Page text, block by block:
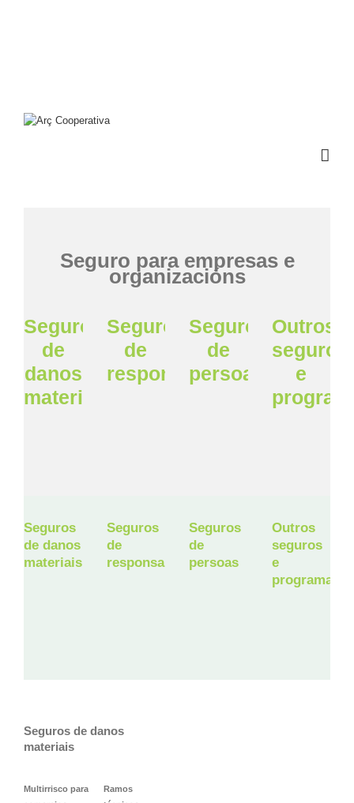
Seguro para empresas e
organizacións
Seguros
de
danos
materiais
Seguros
de
responsabilidade
Seguros
de
persoas
Outros
seguros
e
Seguros
de danos
materiais
Seguros
de
responsabilidade
Seguros
de
persoas
Outros
seguros
e
programas
Seguros de danos
materiais
Multirrisco para
Ramos